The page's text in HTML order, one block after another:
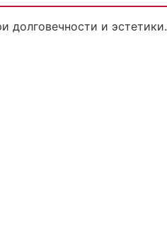
долговечности и эстетики.